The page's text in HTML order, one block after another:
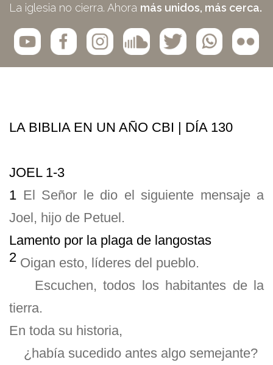
La iglesia no cierra. Ahora más unidos, más cerca.
LA BIBLIA EN UN AÑO CBI | DÍA 130
JOEL 1-3
1 El Señor le dio el siguiente mensaje a
Joel, hijo de Petuel.
Lamento por la plaga de langostas
2 Oigan esto, líderes del pueblo.
Escuchen, todos los habitantes de la
tierra.
En toda su historia,
¿había sucedido antes algo semejante?